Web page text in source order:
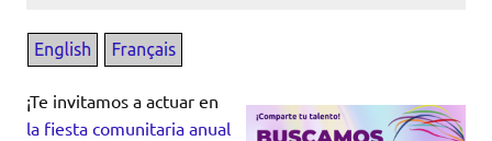
¡Te invitamos a actuar en
la fiesta comunitaria anual